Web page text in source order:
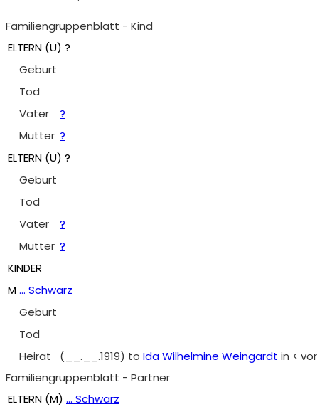
Familiengruppenblatt - Kind
ELTERN (U) ?
Geburt
Tod
Vater
?
Mutter ?
ELTERN (U) ?
Geburt
Tod
Vater
?
Mutter ?
KINDER
M... Schwarz
Geburt
Tod
Heirat
(__.__.1919) to Ida Wilhelmine Weingardt in < vor
Familiengruppenblatt - Partner
ELTERN (M) ... Schwarz